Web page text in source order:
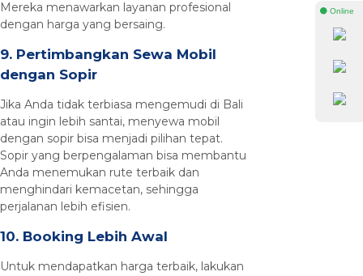
Mereka menawarkan layanan profesional
dengan harga yang bersaing.
9. Pertimbangkan Sewa Mobil
dengan Sopir
Jika Anda tidak terbiasa mengemudi di Bali
atau ingin lebih santai, menyewa mobil
dengan sopir bisa menjadi pilihan tepat.
Sopir yang berpengalaman bisa membantu
Anda menemukan rute terbaik dan
menghindari kemacetan, sehingga
perjalanan lebih efisien.
10. Booking Lebih Awal
Untuk mendapatkan harga terbaik, lakukan
⚫ Online